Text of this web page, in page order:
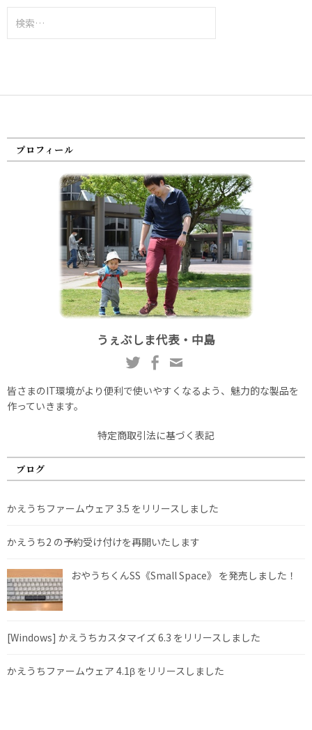
索:
プロフィール
うぇぶしま代表・中島
皆さまのIT環境がより便利で使いやすくなるよう、魅力的な製品を
作っていきます。
特定商取引法に基づく表記
ブログ
かえうちファームウェア 3.5 をリリースしました
かえうち2 の予約受け付けを再開いたします
おやうちくんSS《Small Space》 を発売しました！
[Windows] かえうちカスタマイズ 6.3 をリリースしました
かえうちファームウェア 4.1β をリリースしました